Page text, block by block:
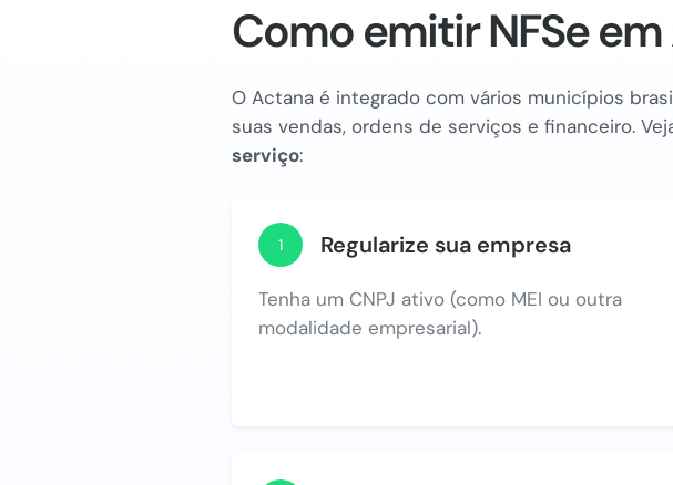
Como emitir NFSe
O Actana é integrado com vários municípios
suas vendas, ordens de serviços e financeiro.
serviço:
1 Regularize sua empresa
Tenha um CNPJ ativo (como MEI ou outra
modalidade empresarial).